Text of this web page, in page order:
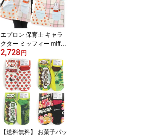
エプロン 保育士 キャラ
クター ミッフィー miffy
大きいサイズあり LL-3L
エプロン おしゃれ 幼稚
園 卒園ギフト プレゼン
ト
2,728円
【送料無料】 お菓子パッ